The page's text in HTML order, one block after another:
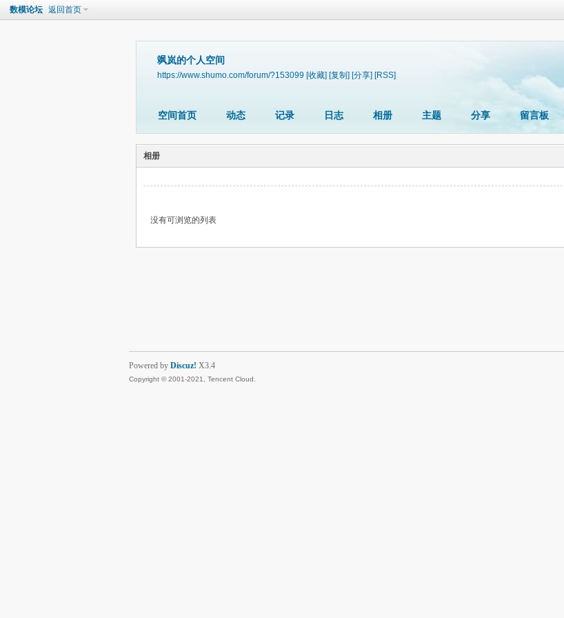
数模论坛 返回首页
飒岚的个人空间
https://www.shumo.com/forum/?153099 [收藏] [复制] [分享] [RSS]
空间首页 动态 记录 日志 相册 主题 分享 留言板
相册
没有可浏览的列表
Powered by Discuz! X3.4
Copyright © 2001-2021, Tencent Cloud.